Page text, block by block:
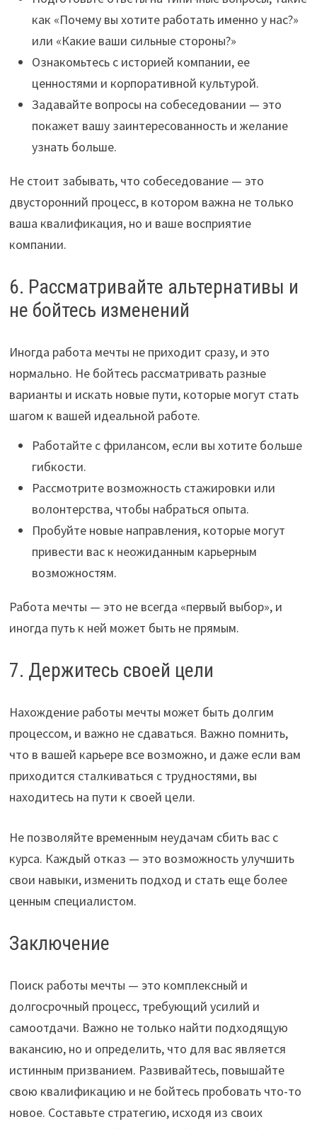
как «Почему вы хотите работать именно у нас?»
или «Какие ваши сильные стороны?»
Ознакомьтесь с историей компании, ее
ценностями и корпоративной культурой.
Задавайте вопросы на собеседовании — это
покажет вашу заинтересованность и желание
узнать больше.
Не стоит забывать, что собеседование — это
двусторонний процесс, в котором важна не только
ваша квалификация, но и ваше восприятие
компании.
6. Рассматривайте альтернативы и
не бойтесь изменений
Иногда работа мечты не приходит сразу, и это
нормально. Не бойтесь рассматривать разные
варианты и искать новые пути, которые могут стать
шагом к вашей идеальной работе.
Работайте с фрилансом, если вы хотите больше
гибкости.
Рассмотрите возможность стажировки или
волонтерства, чтобы набраться опыта.
Пробуйте новые направления, которые могут
привести вас к неожиданным карьерным
возможностям.
Работа мечты — это не всегда «первый выбор», и
иногда путь к ней может быть не прямым.
7. Держитесь своей цели
Нахождение работы мечты может быть долгим
процессом, и важно не сдаваться. Важно помнить,
что в вашей карьере все возможно, и даже если вам
приходится сталкиваться с трудностями, вы
находитесь на пути к своей цели.
Не позволяйте временным неудачам сбить вас с
курса. Каждый отказ — это возможность улучшить
свои навыки, изменить подход и стать еще более
ценным специалистом.
Заключение
Поиск работы мечты — это комплексный и
долгосрочный процесс, требующий усилий и
самоотдачи. Важно не только найти подходящую
вакансию, но и определить, что для вас является
истинным призванием. Развивайтесь, повышайте
свою квалификацию и не бойтесь пробовать что-то
новое. Составьте стратегию, исходя из своих